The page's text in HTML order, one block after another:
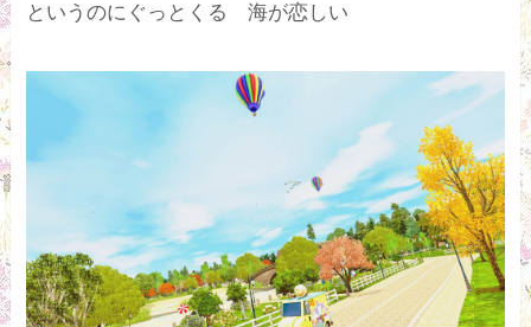
というのにぐっとくる 海が恋しい